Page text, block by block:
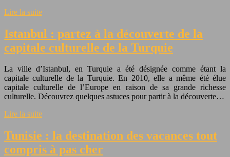
Lire la suite
Istanbul : partez à la découverte de la
capitale culturelle de la Turquie
La ville d’Istanbul, en Turquie a été désignée comme étant la
capitale culturelle de la Turquie. En 2010, elle a même été élue
capitale culturelle de l’Europe en raison de sa grande richesse
culturelle. Découvrez quelques astuces pour partir à la découverte…
Lire la suite
Tunisie : la destination des vacances tout
compris à pas cher